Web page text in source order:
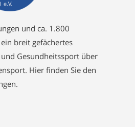
und ca. 1.800
breit gefächertes
Gesundheitssport über
Hier finden Sie den